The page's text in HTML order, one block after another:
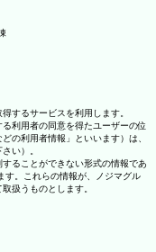
するサービスを利用します。
利用者の同意を得たユーザーの位
の利用者情報」といいます）は、
い）。
ることができない形式の情報であ
す。これらの情報が、ノジマグル
扱うものとします。